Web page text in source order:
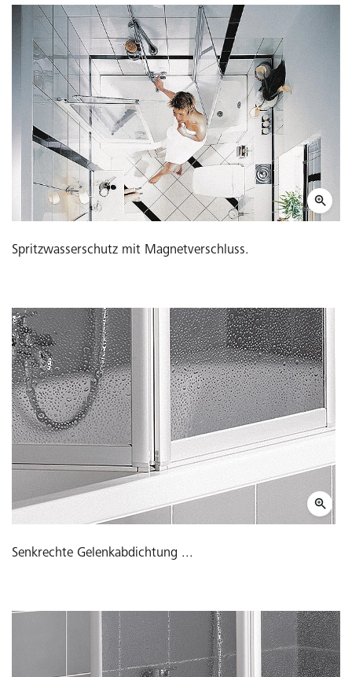
Spritzwasserschutz mit Magnetverschluss.
Senkrechte Gelenkabdichtung ...